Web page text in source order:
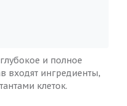
и полное
входят ингредиенты,
клеток.